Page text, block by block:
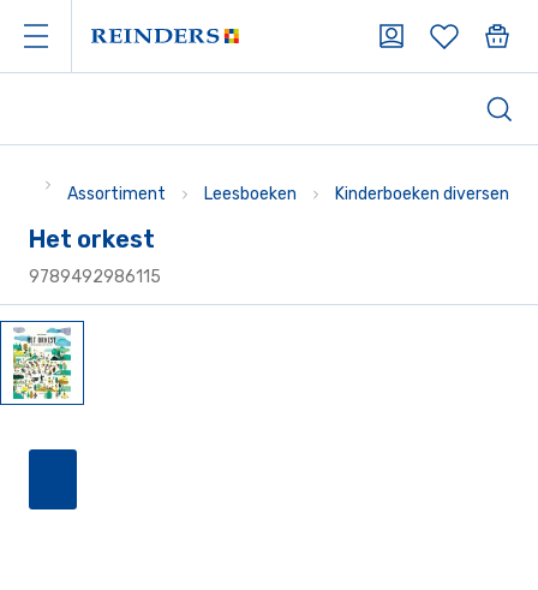
Assortiment Leesboeken Kinderboeken diversen
Het orkest
9789492986115